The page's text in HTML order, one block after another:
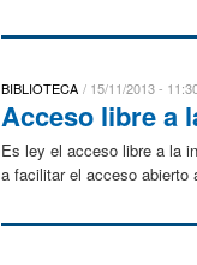
BIBLIOTECA 15/11/2013 -
Acceso libre a
Es ley el acceso libre a la
a facilitar el acceso abierto